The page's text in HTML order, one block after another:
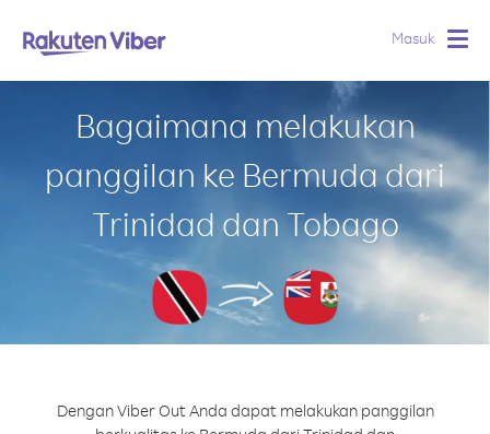
Masuk
Bagaimana melakukan
panggilan ke Bermuda dari
Trinidad dan Tobago
Dengan Viber Out Anda dapat melakukan panggilan